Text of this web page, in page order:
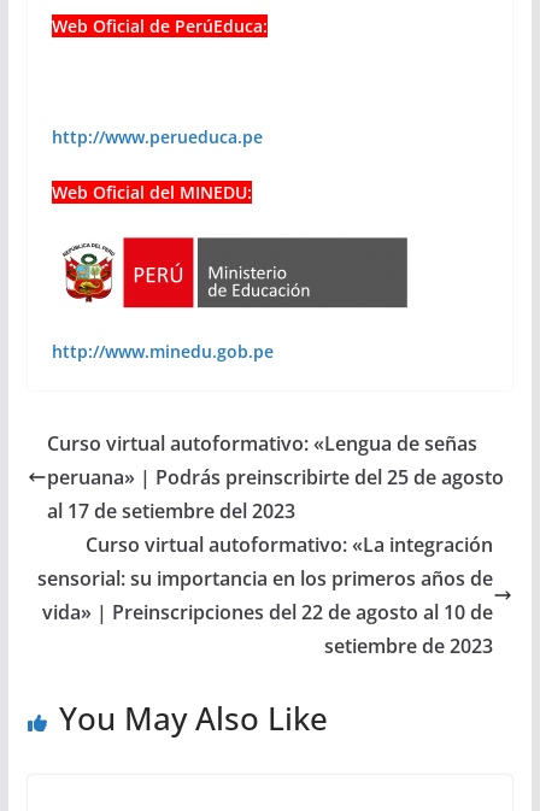
Web Oficial de PerúEduca:
http://www.perueduca.pe
Web Oficial del MINEDU:
http://www.minedu.gob.pe
Curso virtual autoformativo: «Lengua de señas
peruana» | Podrás preinscribirte del 25 de agosto
al 17 de setiembre del 2023
Curso virtual autoformativo: «La integración
sensorial: su importancia en los primeros años de
vida» | Preinscripciones del 22 de agosto al 10 de
setiembre de 2023
You May Also Like